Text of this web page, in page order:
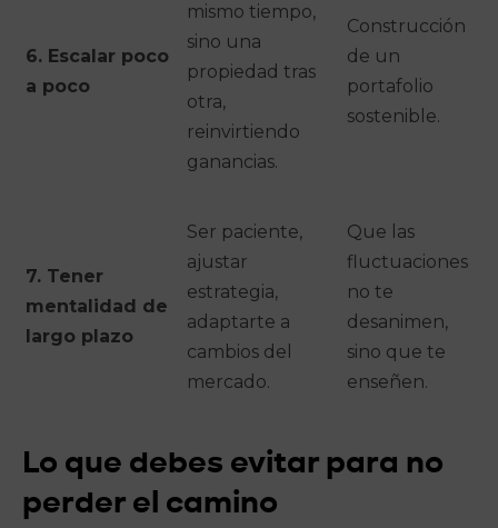
6. Escalar poco
a poco
mismo tiempo,
sino una
propiedad tras
otra,
reinvirtiendo
ganancias.
Construcción
de un
portafolio
sostenible.
7. Tener
mentalidad de
largo plazo
Ser paciente,
ajustar
estrategia,
adaptarte a
cambios del
mercado.
Que las
fluctuaciones
no te
desanimen,
sino que te
enseñen.
Lo que debes evitar para no
perder el camino